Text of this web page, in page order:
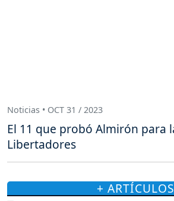
Noticias • OCT 31 / 2023
El 11 que probó Almirón para
Libertadores
+ ARTÍCULOS